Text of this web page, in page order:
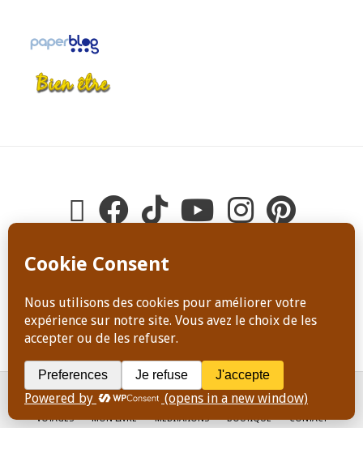
Copyright Dominique Jeanneret, tous droits de reproduction
réservés en tout temps
ACCUEIL ATELIERS ET STAGES PODCASTS & RADIO BLOG
VOYAGES MON LIVRE MÉDITATIONS BOUTIQUE CONTACT